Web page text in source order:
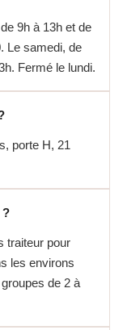
9h à 13h et de
Le samedi, de
Fermé le lundi.
porte H, 21
?
traiteur pour
les environs
de 2 à